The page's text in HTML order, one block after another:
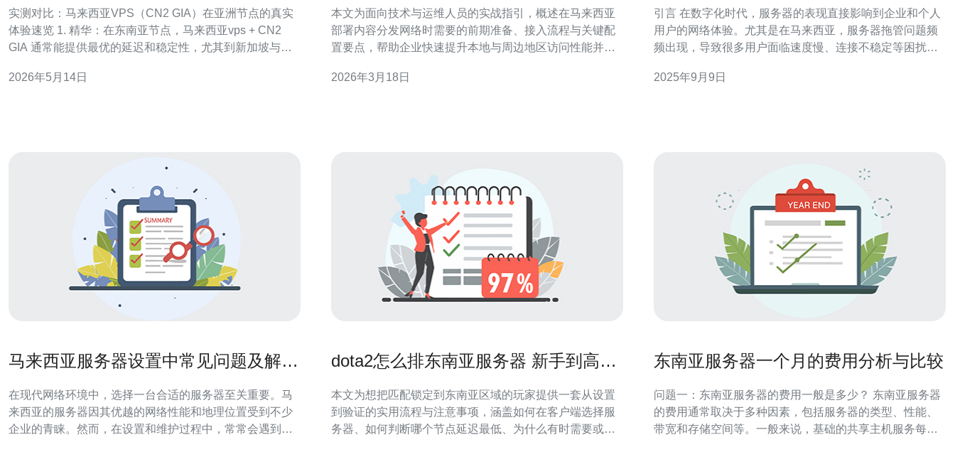
实测对比：马来西亚VPS（CN2 GIA）在亚洲节点的真实
体验速览 1. 精华：在东南亚节点，马来西亚vps + CN2
GIA 通常能提供最优的延迟和稳定性，尤其到新加坡与吉
CN2 GIA可显著降低抖动与丢包，相比普通国际链路具有
2026年5月14日
本文为面向技术与运维人员的实战指引，概述在马来西亚
部署内容分发网络时需要的前期准备、接入流程与关键配
置要点，帮助企业快速提升本地与周边地区访问性能并降
判断？ 选择供应商应关注节点覆盖、网络运营商直连、
2026年3月18日
引言 在数字化时代，服务器的表现直接影响到企业和个人
用户的网络体验。尤其是在马来西亚，服务器拖管问题频
频出现，导致很多用户面临速度慢、连接不稳定等困扰。
性能。 以下是本文的三个精华要点： 1. 优化服务器配置 2.
2025年9月9日
马来西亚服务器设置中常见问题及解决
在现代网络环境中，选择一台合适的服务器至关重要。马
来西亚的服务器因其优越的网络性能和地理位置受到不少
企业的青睐。然而，在设置和维护过程中，常常会遇到一
dota2怎么排东南亚服务器 新手到高手
本文为想把匹配锁定到东南亚区域的玩家提供一套从设置
到验证的实用流程与注意事项，涵盖如何在客户端选择服
务器、如何判断哪个节点延迟最低、为什么有时需要或不
东南亚服务器一个月的费用分析与比较
问题一：东南亚服务器的费用一般是多少？ 东南亚服务器
的费用通常取决于多种因素，包括服务器的类型、性能、
带宽和存储空间等。一般来说，基础的共享主机服务每月